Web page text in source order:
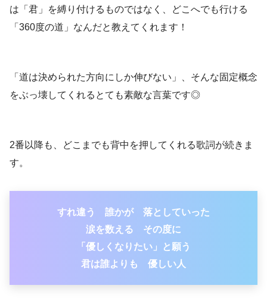
は「君」を縛り付けるものではなく、どこへでも行ける
「360度の道」なんだと教えてくれます！
「道は決められた方向にしか伸びない」、そんな固定概念
をぶっ壊してくれるとても素敵な言葉です◎
2番以降も、どこまでも背中を押してくれる歌詞が続きま
す。
すれ違う 誰かが 落としていった
涙を数える その度に
「優しくなりたい」と願う
君は誰よりも 優しい人